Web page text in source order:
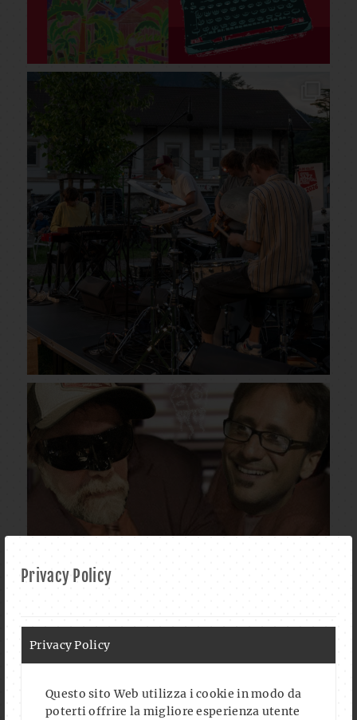
Privacy Policy
Privacy Policy
Questo sito Web utilizza i cookie in modo da
poterti offrire la migliore esperienza utente